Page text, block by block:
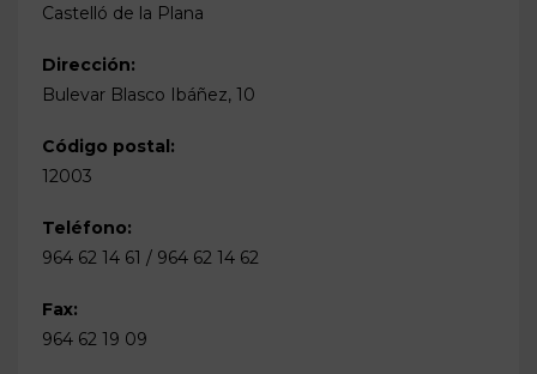
Castelló de la Plana
Dirección:
Bulevar Blasco Ibáñez, 10
Código postal:
12003
Teléfono:
964 62 14 61 / 964 62 14 62
Fax:
964 62 19 09